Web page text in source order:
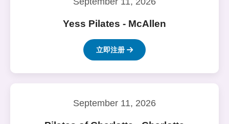
Yess Pilates - McAllen
立即注册
September 11, 2026